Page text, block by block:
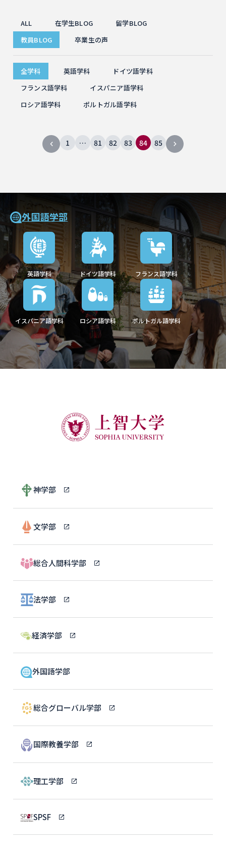
ALL 在学生BLOG
留学BLOG
教員BLOG
卒業生の声
全学科 英語学科
ドイツ語学科
フランス語学科
イスパニア語学科
ロシア語学科
ポルトガル語学科
1 … 81 82 83 84 85
外国語学部
英語学科 ドイツ語学科 フランス語学科
イスパニア語学科 ロシア語学科 ポルトガル語学科
神学部
文学部
総合人間科学部
法学部
経済学部
外国語学部
総合グローバル学部
国際教養学部
理工学部
SPSF